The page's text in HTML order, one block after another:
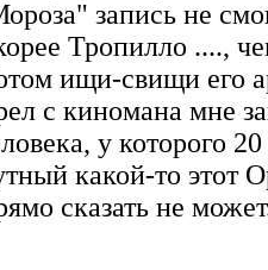
запись не
Тропилло ....,
ищи-свищи его
с киномана мне
у которого
какой-то этот
сказать не